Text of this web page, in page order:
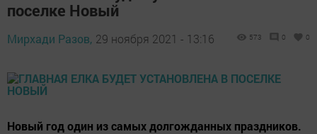
поселке Новый
Мирхади Разов, 29 ноября 2021 - 13:16 573 0 0
Новый год один из самых долгожданных праздников.